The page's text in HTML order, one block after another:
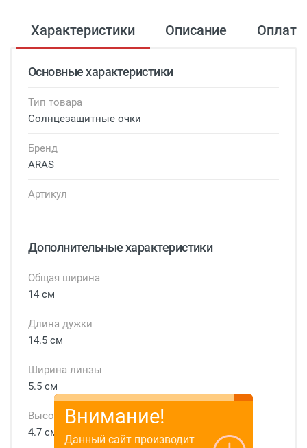
Характеристики Описание Оплата
Основные характеристики
Тип товара
Солнцезащитные очки
Бренд
ARAS
Артикул
Дополнительные характеристики
Общая ширина
14 см
Длина дужки
14.5 см
Ширина линзы
5.5 см
Высота линзы
4.7 см
Внимание!
Данный сайт производит